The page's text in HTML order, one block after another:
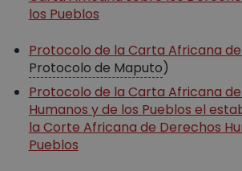
los Pueblos
Protocolo de la Carta Africana
Protocolo de Maputo)
Protocolo de la Carta Africana
Humanos y de los Pueblos el
la Corte Africana de Derechos
Pueblos